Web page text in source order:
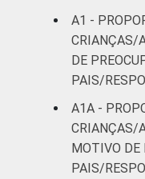
ADOLESCENTE
A1 -
CRIANÇAS/
DE
PAIS/
A1A -
CRIANÇAS/
MOTIVO DE
PAIS/